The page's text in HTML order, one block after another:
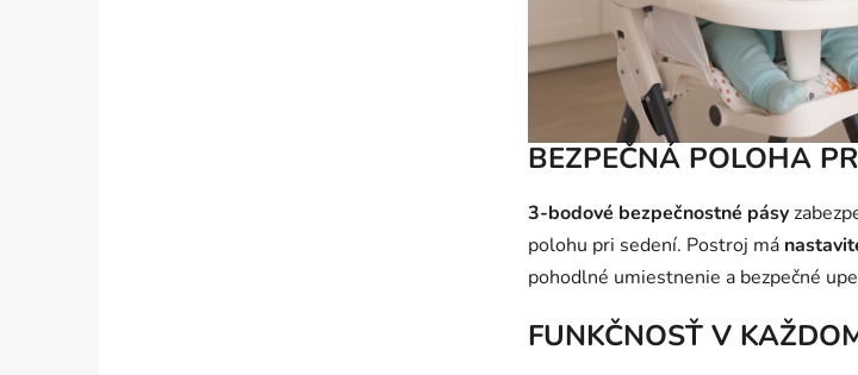
BEZPEČNÁ POLOHA
3-bodové bezpečnostné pásy
polohu pri sedení. Postroj má
pohodlné umiestnenie a bezpečné
FUNKČNOSŤ V